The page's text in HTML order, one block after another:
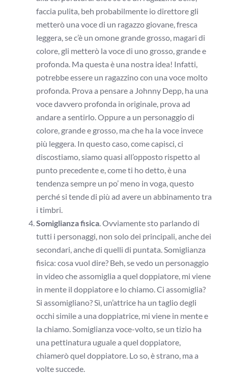
faccia pulita, beh probabilmente io direttore gli
metterò una voce di un ragazzo giovane, fresca
leggera, se c’è un omone grande grosso, magari di
colore, gli metterò la voce di uno grosso, grande e
profonda. Ma questa è una nostra idea! Infatti,
potrebbe essere un ragazzino con una voce molto
profonda. Prova a pensare a Johnny Depp, ha una
voce davvero profonda in originale, prova ad
andare a sentirlo. Oppure a un personaggio di
colore, grande e grosso, ma che ha la voce invece
più leggera. In questo caso, come capisci, ci
discostiamo, siamo quasi all’opposto rispetto al
punto precedente e, come ti ho detto, è una
tendenza sempre un po’ meno in voga, questo
perché si tende di più ad avere un abbinamento tra
i timbri.
Somiglianza fisica . Ovviamente sto parlando di
tutti i personaggi, non solo dei principali, anche dei
secondari, anche di quelli di puntata. Somiglianza
fisica: cosa vuol dire? Beh, se vedo un personaggio
in video che assomiglia a quel doppiatore, mi viene
in mente il doppiatore e lo chiamo. Ci assomiglia?
Si assomigliano? Sì, un’attrice ha un taglio degli
occhi simile a una doppiatrice, mi viene in mente e
la chiamo. Somiglianza voce-volto, se un tizio ha
una pettinatura uguale a quel doppiatore,
chiamerò quel doppiatore. Lo so, è strano, ma a
volte succede.